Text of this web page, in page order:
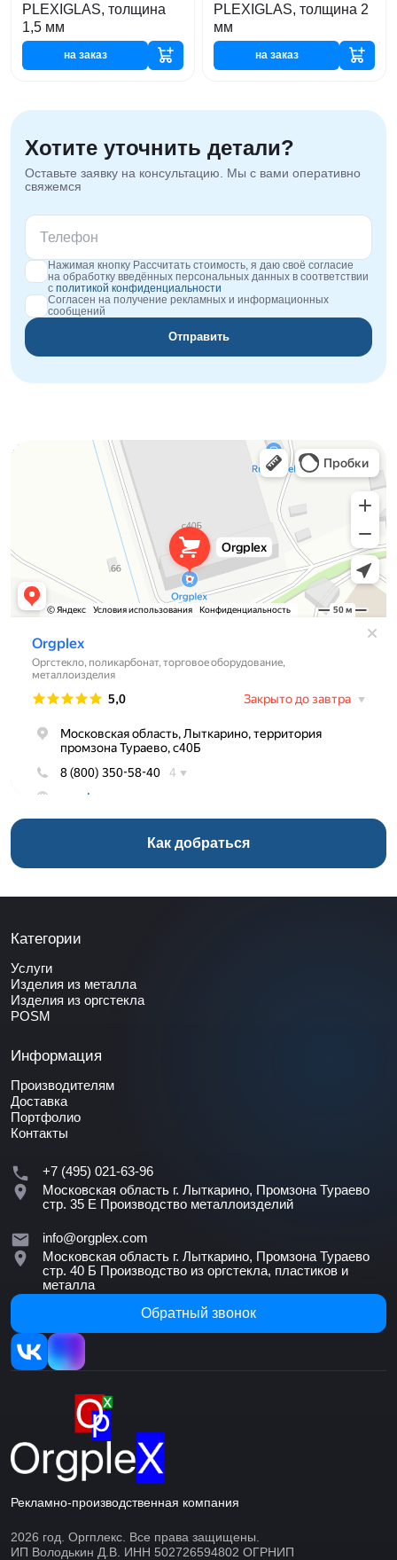
PLEXIGLAS, толщина
1,5 мм
на заказ
PLEXIGLAS, толщина 2
мм
на заказ
Хотите уточнить детали?
Оставьте заявку на консультацию. Мы с вами оперативно
свяжемся
Нажимая кнопку Рассчитать стоимость, я даю своё согласие
на обработку введённых персональных данных в соответствии
с политикой конфиденциальности
Согласен на получение рекламных и информационных
сообщений
Отправить
Orgplex
Оргстекло, поликарбонат в Лыткарине
Торговое оборудование в Лыткарине
Как добраться
Категории
Услуги
Изделия из металла
Изделия из оргстекла
POSM
Информация
Производителям
Доставка
Портфолио
Контакты
+7 (495) 021-63-96
Московская область г. Лыткарино, Промзона Тураево
стр. 35 Е Производство металлоизделий
info@orgplex.com
Московская область г. Лыткарино, Промзона Тураево
стр. 40 Б Производство из оргстекла, пластиков и
металла
Обратный звонок
Рекламно-производственная компания
2026 год. Оргплекс. Все права защищены.
ИП Володькин Д.В. ИНН 502726594802 ОГРНИП